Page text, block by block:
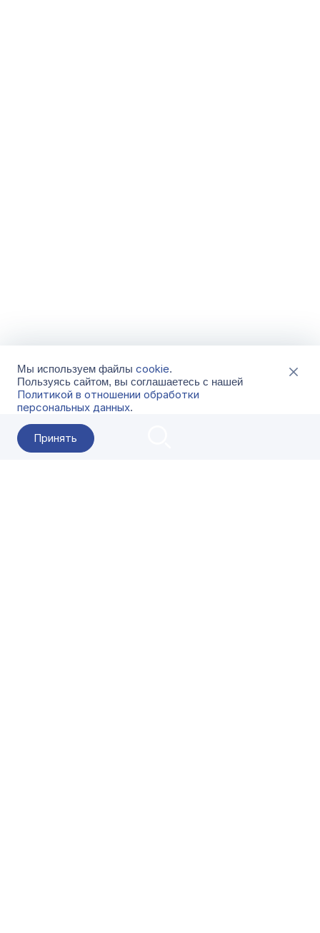
Мы используем файлы cookie.
Пользуясь сайтом, вы соглашаетесь с нашей
Политикой в отношении обработки
персональных данных.
Принять